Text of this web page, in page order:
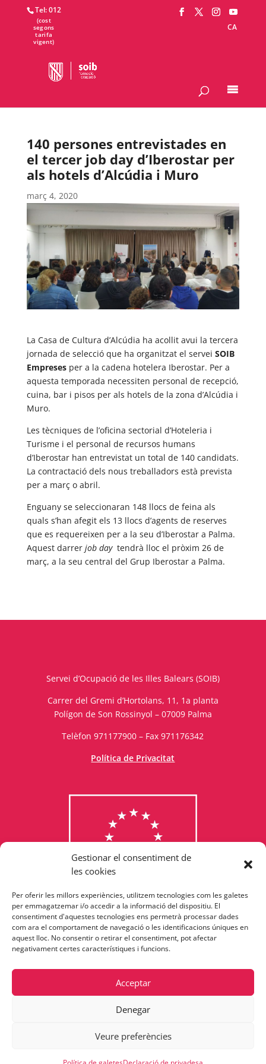
Gestionar el consentiment de
les cookies
Per oferir les millors experiències, utilitzem tecnologies com les galetes
per emmagatzemar i/o accedir a la informació del dispositiu. El
consentiment d'aquestes tecnologies ens permetrà processar dades
com ara el comportament de navegació o les identificacions úniques en
aquest lloc. No consentir o retirar el consentiment, pot afectar
negativament certes característiques i funcions.
Acceptar
Denegar
Veure preferències
Tel: 012
CA
140 persones entrevistades en
el tercer job day d’Iberostar per
als hotels d’Alcúdia i Muro
març 4, 2020
La Casa de Cultura d’Alcúdia ha acollit avui la tercera
jornada de selecció que ha organitzat el servei SOIB
Empresesper a la cadena hotelera Iberostar. Per a
aquesta temporada necessiten personal de recepció,
cuina, bar i pisos per als hotels de la zona d’Alcúdia i
Muro.
Les tècniques de l’oficina sectorial d’Hoteleria i
Turisme i el personal de recursos humans
d’Iberostar han entrevistat un total de 140 candidats.
La contractació dels nous treballadors està prevista
per a març o abril.
Enguany se seleccionaran 148 llocs de feina als
quals s’han afegit els 13 llocs d’agents de reserves
que es requereixen per a la seu d’Iberostar a Palma.
Aquest darrer job daytendrà lloc el pròxim 26 de
març, a la seu central del Grup Iberostar a Palma.
Consulta els programes
finançats per la Unió Europea
Servei d’Ocupació de les Illes Balears (SOIB)
Carrer del Gremi d’Hortolans, 11, 1a planta
Polígon de Son Rossinyol – 07009 Palma
Telèfon 971177900 – Fax 971176342
Política de Privacitat